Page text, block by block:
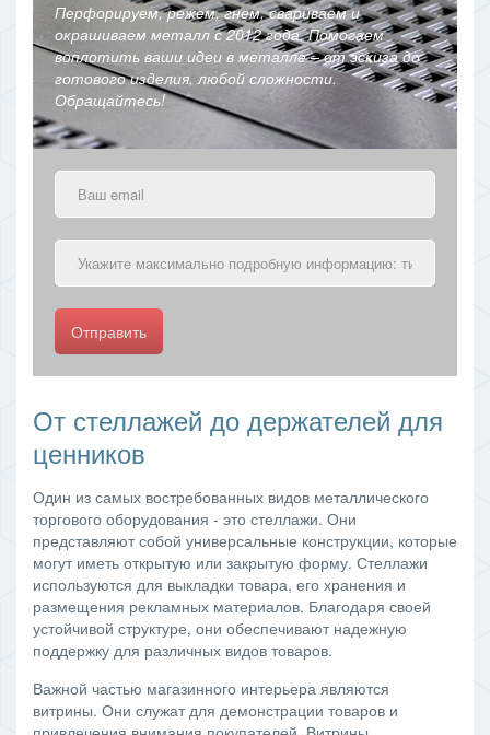
Перфорируем, режем, гнем, свариваем и
окрашиваем металл с 2012 года. Помогаем
воплотить ваши идеи в металле – от эскиза до
готового изделия, любой сложности.
Обращайтесь!
Отправить
От стеллажей до держателей для
ценников
Один из самых востребованных видов металлического
торгового оборудования - это стеллажи. Они
представляют собой универсальные конструкции, которые
могут иметь открытую или закрытую форму. Стеллажи
используются для выкладки товара, его хранения и
размещения рекламных материалов. Благодаря своей
устойчивой структуре, они обеспечивают надежную
поддержку для различных видов товаров.
Важной частью магазинного интерьера являются
витрины. Они служат для демонстрации товаров и